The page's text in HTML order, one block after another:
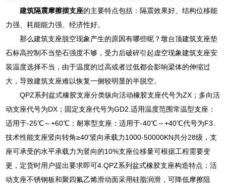
建筑隔震摩擦摆支座的主要特点包括：隔震效果好、结构位移能
力强、耗能能力强、经济性好。
那么建筑支座脱空现象产生的原因有哪些呢？墩台顶建筑支座垫
石标高控制不当垫石强度不够，受力后破碎引起虚空现象建筑支座安
装温度选择不当，由于温度的过高或者过低都会影响梁体的伸缩过
大，导致建筑支座难以恢复一侧较明显的半脱空。
QPZ系列盆式橡胶支座分类纵向活动橡胶支座代号为ZX；多向活
动支座代号为DX；固定支座代号为GD2.适用温度范围常温型支座：
适用于-25℃～+60℃；耐寒型支座：适用于-40℃～+40℃代号为F3.
技术性能支座竖向转角≥40′竖向承载力1000-50000KN共分28级，支
座可承受的水平承载力为竖向的10%支座位移量可根据工程需要变
更，定货时用户提出要求即可4.QPZ系列盆式橡胶支座构造特点：活
动支座不锈钢板和聚四氟乙烯滑动面采用硅脂润滑，可降低摩擦阻